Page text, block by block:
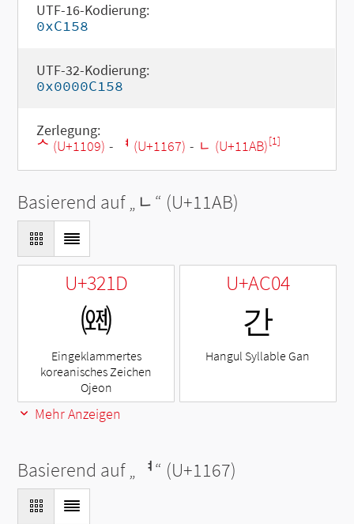
UTF-16-Kodierung:
0xC158
UTF-32-Kodierung:
0x0000C158
Zerlegung:
ᄉ (U+1109) - ᅧ (U+1167) - ᆫ (U+11AB)[1]
Basierend auf „ ᆫ“ (U+11AB)
U+321D
㈝
Eingeklammertes
koreanisches Zeichen
Ojeon
U+AC04
간
Hangul Syllable Gan
Mehr Anzeigen
Basierend auf „ ᅧ“ (U+1167)